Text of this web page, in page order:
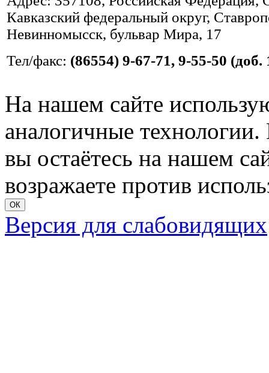
Кавказский федеральный округ,
Невинномысск, бульвар Мира, 17
Тел/факс: (86554) 9-67-71, 9-55-50 (доб.
На нашем сайте
аналогичные
вы остаётесь на нашем
возражаете против
ОК
Версия для слабовидящих